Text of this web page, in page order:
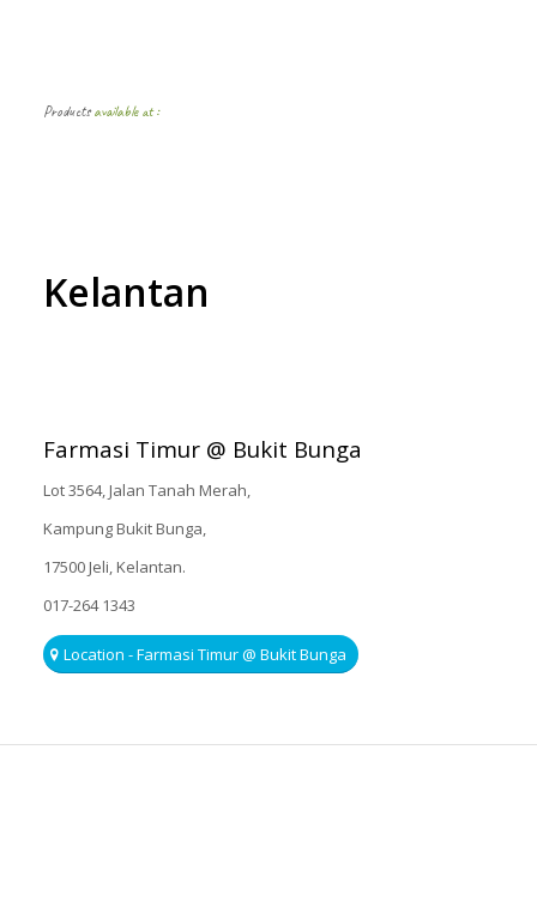
Productsavailable at :
Kelantan
Farmasi Timur @ Bukit Bunga
Lot 3564, Jalan Tanah Merah,
Kampung Bukit Bunga,
17500 Jeli, Kelantan.
017-264 1343
Location - Farmasi Timur @ Bukit Bunga